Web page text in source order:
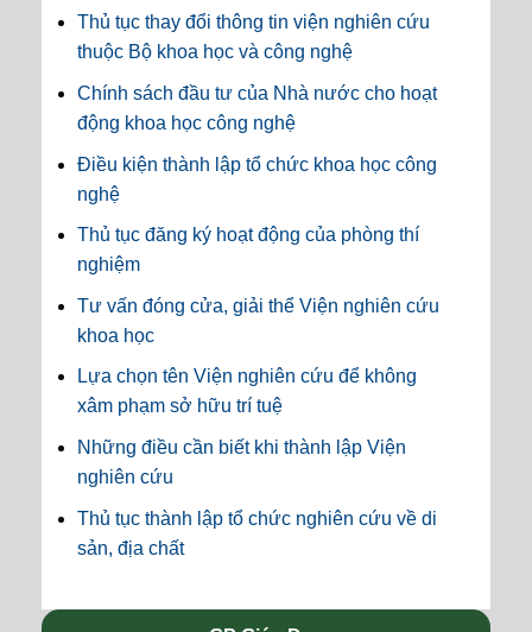
Thủ tục thay đổi thông tin viện nghiên cứu
thuộc Bộ khoa học và công nghệ
Chính sách đầu tư của Nhà nước cho hoạt
động khoa học công nghệ
Điều kiện thành lập tổ chức khoa học công
nghệ
Thủ tục đăng ký hoạt động của phòng thí
nghiệm
Tư vấn đóng cửa, giải thể Viện nghiên cứu
khoa học
Lựa chọn tên Viện nghiên cứu để không
xâm phạm sở hữu trí tuệ
Những điều cần biết khi thành lập Viện
nghiên cứu
Thủ tục thành lập tổ chức nghiên cứu về di
sản, địa chất